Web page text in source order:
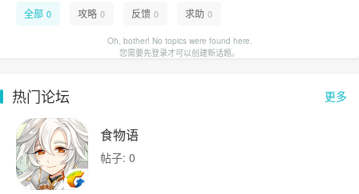
全部 0 攻略 0 反馈 0 求助 0
Oh, bother! No topics were found here.
您需要先登录才可以创建新话题。
更多
热门论坛
食物语
帖子: 0